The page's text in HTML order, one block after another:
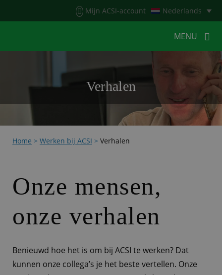
Mijn ACSI-account Nederlands
MENU
HOME
VOOR KAMPEERDERS
VOOR CAMPINGSKAMPEERNIEUWS
Verhalen
Home > Werken bij ACSI > Verhalen
Onze mensen,
onze verhalen
Benieuwd hoe het is om bij ACSI te werken? Dat
kunnen onze collega’s je het beste vertellen. Onze